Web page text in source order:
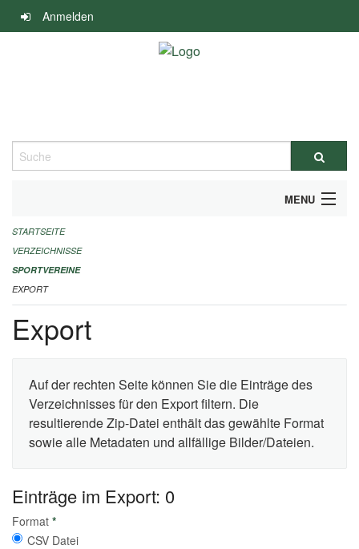
Navigation
überspringen
Anmelden
Suche
MENU
ALLGEMEINE INFORMATIONEN
FINANZIELLE UNTERSTÜTZUNG BENÖTIGT?
KONTAKT
STARTSEITE
VERZEICHNISSE
SPORTVEREINE
EXPORT
Export
Auf der rechten Seite können Sie die Einträge des
Verzeichnisses für den Export filtern. Die
resultierende Zip-Datei enthält das gewählte Format
sowie alle Metadaten und allfällige Bilder/Dateien.
Einträge im Export: 0
Format *
CSV Datei